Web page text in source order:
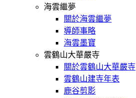
海雲繼夢
關於海雲繼夢
導師事略
海雲墨寶
雲鶴山大華嚴寺
關於雲鶴山大華嚴寺
雲鶴山建寺年表
鹿谷剪影